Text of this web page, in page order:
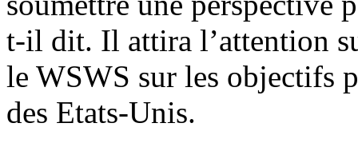
t-il dit. Il attira l’attention
le WSWS sur les objectifs
des Etats-Unis.